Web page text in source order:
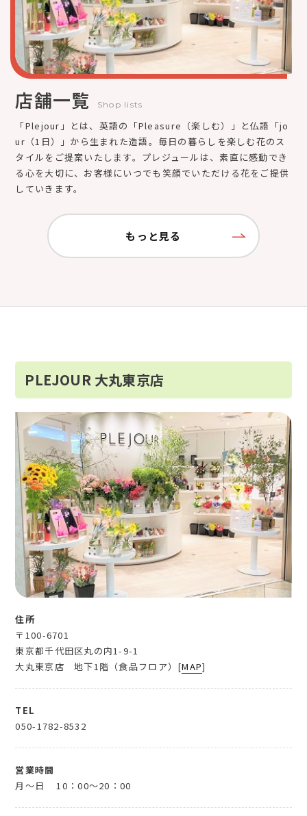
店舗一覧 Shop lists
「Plejour」とは、英語の「Pleasure（楽しむ）」と仏語「jo
ur（1日）」から生まれた造語。毎日の暮らしを楽しむ花のス
タイルをご提案いたします。プレジュールは、素直に感動でき
る心を大切に、お客様にいつでも笑顔でいただける花をご提供
していきます。
もっと見る
PLEJOUR 大丸東京店
住所
〒100-6701
東京都千代田区丸の内1-9-1
大丸東京店 地下1階（食品フロア）[MAP]
TEL
050-1782-8532
営業時間
月～日
10：00～20：00